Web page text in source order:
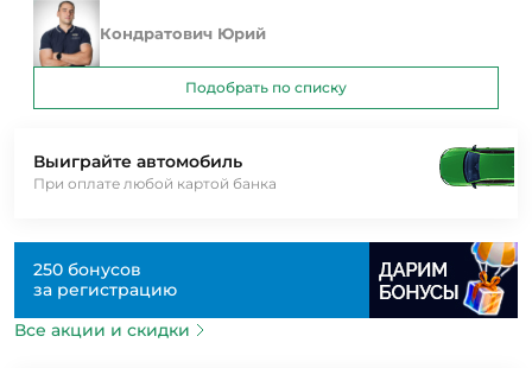
Выиграйте автомобиль
При оплате любой картой банка
250 бонусов
за регистрацию
Все акции и скидки
Кондратович Юрий
Подобрать по списку